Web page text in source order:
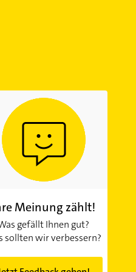
Meinung zählt!
gefällt Ihnen gut?
sollten wir verbessern?